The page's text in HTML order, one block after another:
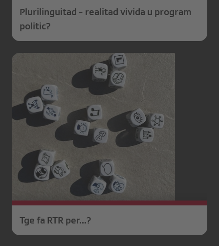
Plurilinguitad - realitad vivida u program
politic?
Tge fa RTR per...?